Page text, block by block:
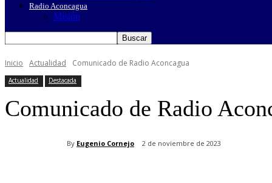
Radio Aconcagua
Misión
Inicio Actualidad Comunicado de Radio Aconcagua
Actualidad Destacada
Comunicado de Radio
By Eugenio Cornejo 2 de noviembre de 2023